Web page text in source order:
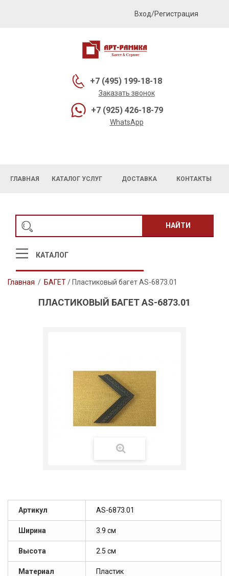
Вход/Регистрация
+7 (495) 199-18-18
Заказать звонок
+7 (925) 426-18-79
WhatsApp
ГЛАВНАЯ КАТАЛОГ УСЛУГ ДОСТАВКА КОНТАКТЫ
НАЙТИ
КАТАЛОГ
Главная / БАГЕТ/ Пластиковый багет AS-6873.01
ПЛАСТИКОВЫЙ БАГЕТ AS-6873.01
Артикул AS-6873.01
Ширина 3.9 см
Высота 2.5 см
Материал Пластик